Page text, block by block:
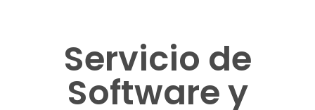
Servicio de
Software y